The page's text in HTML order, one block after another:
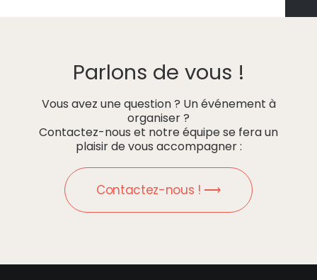
Parlons de vous !
Vous avez une question ? Un événement à
organiser ?
Contactez-nous et notre équipe se fera un
plaisir de vous accompagner :
Contactez-nous ! ⟶